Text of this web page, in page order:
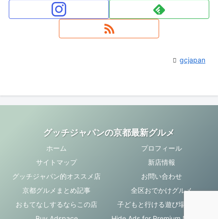
gcjapan
グッチジャパンの京都最新グルメ
ホーム
プロフィール
サイトマップ
新店情報
グッチジャパン的オススメ店
お問い合わせ
京都グルメまとめ記事
全区おでかけグルメ
おもてなしするならこの店
子どもと行ける遊び場・お店